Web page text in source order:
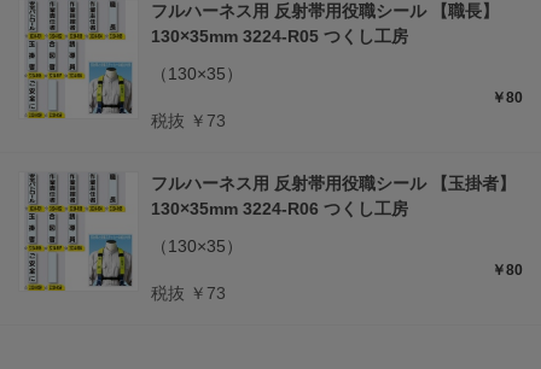
フルハーネス用 反射帯用役職シール 【職長】
130×35mm 3224-R05 つくし工房
（130×35）
￥80
税抜 ￥73
フルハーネス用 反射帯用役職シール 【玉掛者】
130×35mm 3224-R06 つくし工房
（130×35）
￥80
税抜 ￥73